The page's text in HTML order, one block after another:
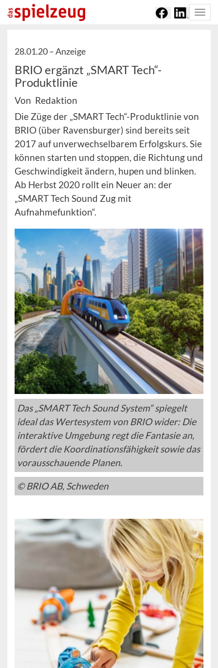
28.01.20 –Anzeige
BRIO ergänzt „SMART Tech“-
Produktlinie
Von Redaktion
Die Züge der „SMART Tech“-Produktlinie von
BRIO (über Ravensburger) sind bereits seit
2017 auf unverwechselbarem Erfolgskurs. Sie
können starten und stoppen, die Richtung und
Geschwindigkeit ändern, hupen und blinken.
Ab Herbst 2020 rollt ein Neuer an: der
„SMART Tech Sound Zug mit
Aufnahmefunktion“.
Das „SMART Tech Sound System“ spiegelt
ideal das Wertesystem von BRIO wider: Die
interaktive Umgebung regt die Fantasie an,
fördert die Koordinationsfähigkeit sowie das
vorausschauende Planen.
© BRIO AB, Schweden